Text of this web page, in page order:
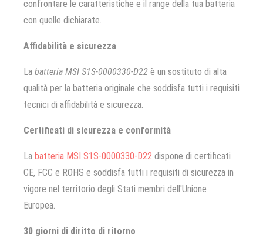
confrontare le caratteristiche e il range della tua batteria
con quelle dichiarate.
Affidabilità e sicurezza
La batteria MSI S1S-0000330-D22 è un sostituto di alta
qualità per la batteria originale che soddisfa tutti i requisiti
tecnici di affidabilità e sicurezza.
Certificati di sicurezza e conformità
La batteria MSI S1S-0000330-D22 dispone di certificati
CE, FCC e ROHS e soddisfa tutti i requisiti di sicurezza in
vigore nel territorio degli Stati membri dell'Unione
Europea.
30 giorni di diritto di ritorno